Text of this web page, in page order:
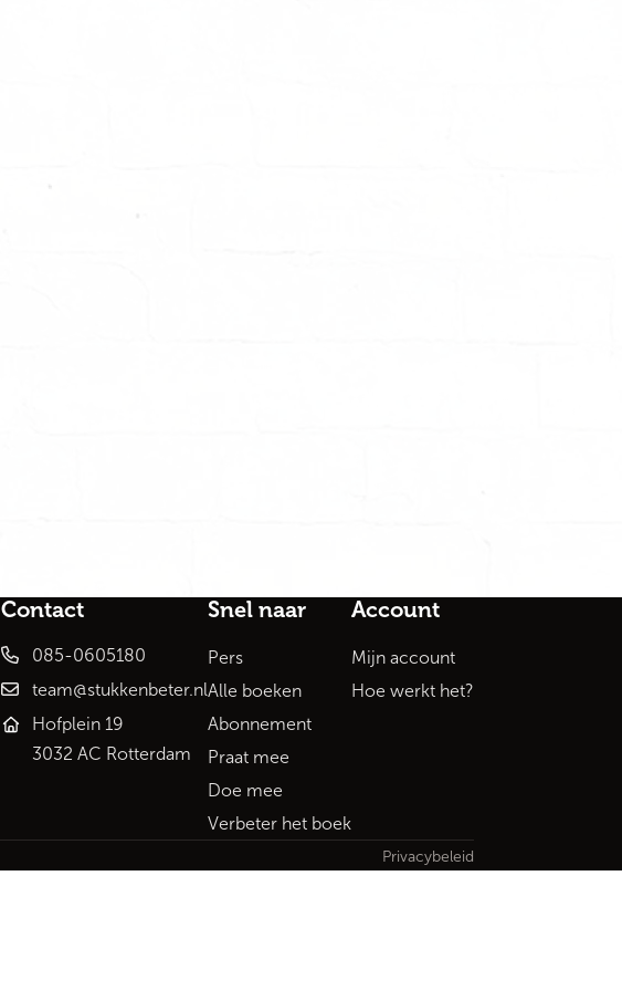
Contact
085-0605180
team@stukkenbeter.nl
Hofplein 19
3032 AC Rotterdam
Snel naar
Pers
Alle boeken
Abonnement
Praat mee
Doe mee
Verbeter het boek
Account
Mijn account
Hoe werkt het?
Privacybeleid